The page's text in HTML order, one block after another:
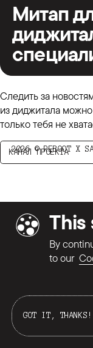
Митап
Следить за
из диджитала
только тебя не
КАНАЛ ПРОЕКТА
2026©REBOOT X
This
By
to our
GOT IT, THANKS!